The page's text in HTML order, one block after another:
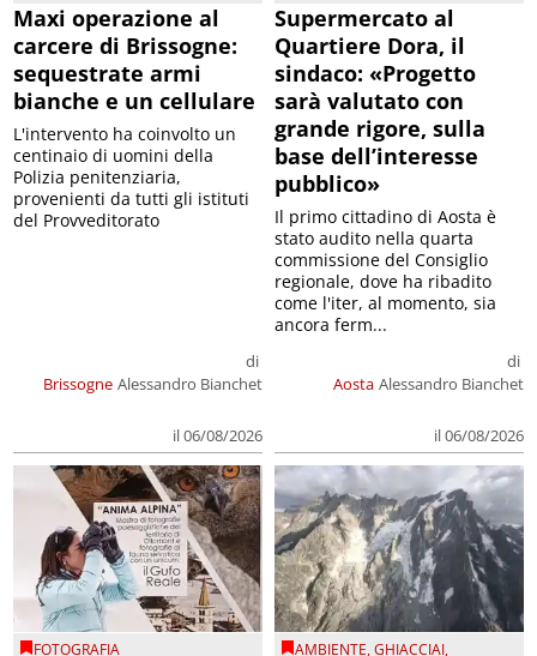
Maxi operazione al
carcere di Brissogne:
sequestrate armi
bianche e un cellulare
Brissogne
di
Alessandro Bianchet
il 06/08/2026
L'intervento ha coinvolto un
centinaio di uomini della
Polizia penitenziaria,
provenienti da tutti gli istituti
del Provveditorato
Supermercato al
Quartiere Dora, il
sindaco: «Progetto
sarà valutato con
grande rigore, sulla
base dell’interesse
pubblico»
Aosta
di
Alessandro Bianchet
il 06/08/2026
Il primo cittadino di Aosta è
stato audito nella quarta
commissione del Consiglio
regionale, dove ha ribadito
come l'iter, al momento, sia
ancora ferm...
FOTOGRAFIA AMBIENTE,GHIACCIAI,